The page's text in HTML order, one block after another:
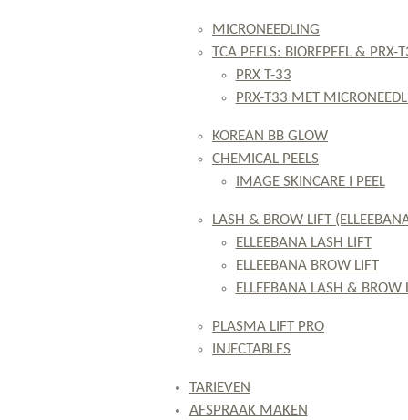
MICRONEEDLING
TCA PEELS: BIOREPEEL & PRX-
PRX T-33
PRX-T33 MET
KOREAN BB GLOW
CHEMICAL PEELS
IMAGE SKINCARE I PEEL
LASH & BROW LIFT
ELLEEBANA LASH LIFT
ELLEEBANA BROW LIFT
ELLEEBANA LASH & BROW
PLASMA LIFT PRO
INJECTABLES
TARIEVEN
AFSPRAAK MAKEN